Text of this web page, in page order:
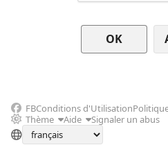
FBConditions d'Utilisation
Thème
Aide Signaler un abus